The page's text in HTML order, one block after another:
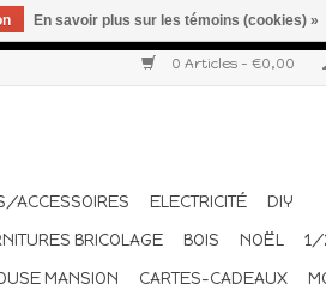
0 Articles - €0,00
ACCESSOIRES ELECTRICITÉ
DIY
BRICOLAGE BOIS NOËL 1/
MANSION CARTES-CADEAUX
En savoir plus sur les témoins (cookies) »
fois par semaine. Merci pour